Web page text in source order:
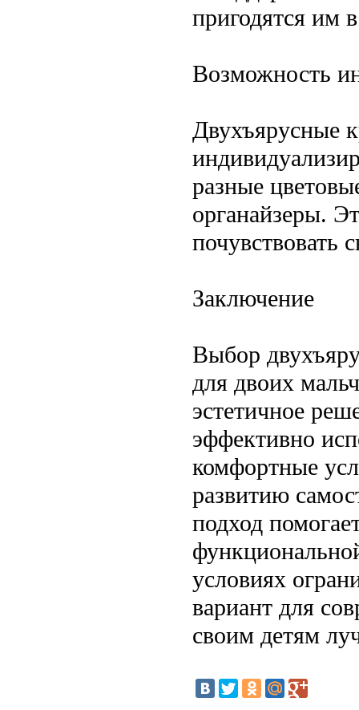
пригодятся им
Возможность
Двухъярусные
разные
органайзеры.
почувствовать
Заключение
Выбор
для двоих
эстетичное
эффективно
комфортные
развитию
подход
условиях
вариант для
своим детям